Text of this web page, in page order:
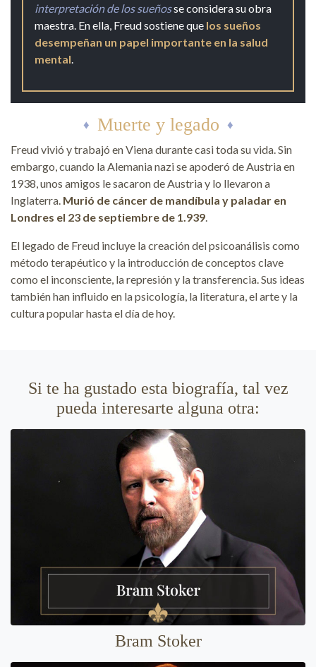
interpretación de los sueñosse considera su obra
maestra. En ella, Freud sostiene que los sueños
desempeñan un papel importante en la salud
mental
Muerte y legado
Freud vivió y trabajó en Viena durante casi toda su vida. Sin
embargo, cuando la Alemania nazi se apoderó de Austria en
1938, unos amigos le sacaron de Austria y lo llevaron a
Inglaterra. Murió de cáncer de mandíbula y paladar en
Londres el 23 de septiembre de 1.939
El legado de Freud incluye la creación del psicoanálisis como
método terapéutico y la introducción de conceptos clave
como el inconsciente, la represión y la transferencia. Sus ideas
también han influido en la psicología, la literatura, el arte y la
cultura popular hasta el día de hoy.
Si te ha gustado esta biografía, tal vez
pueda interesarte alguna otra:
Bram Stoker